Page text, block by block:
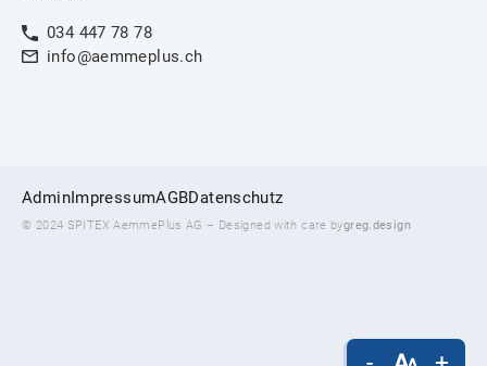
034 447 78 78
info@aemmeplus.ch
© 2024 SPITEX AemmePlus AG – Designed with care bygreg.design
AdminImpressumAGBDatenschutz